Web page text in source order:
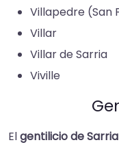
Villapedre (San
Villar​
Villar de Sarria​
Viville​
Elgentilicio de Sarria